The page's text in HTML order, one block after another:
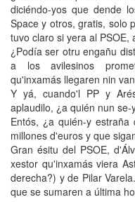
diciéndo-yos que dende
Space y otros, gratis, solo
tuvo claro si yera al PSOE,
¿Podía ser otru engañu
a los avilesinos
qu'inxamás llegaren nin
Y yá, cuando'l PP y
aplaudilo, ¿a quién nun
Entós, ¿a quién-y
millones d'euros y que
Gran ésitu del PSOE,
xestor qu'inxamás viera
derecha?) y de Pilar
que se sumaren a última